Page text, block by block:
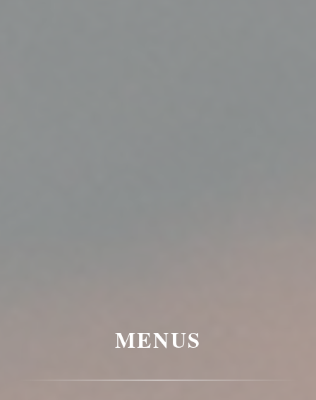
MENUS